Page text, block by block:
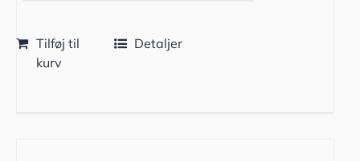
Tilføj til
kurv
Detaljer